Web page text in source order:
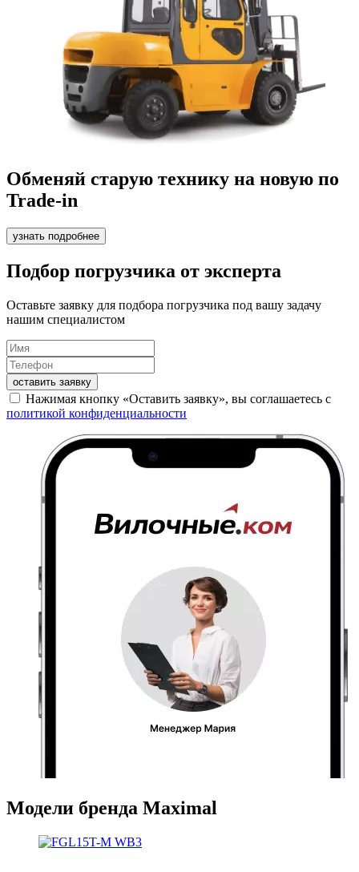
Обменяй старую технику на новую по
Trade-in
узнать подробнее
Подбор погрузчика от эксперта
Оставьте заявку для подбора погрузчика под вашу задачу
нашим специалистом
оставить заявку
Нажимая кнопку «Оставить заявку», вы соглашаетесь с
политикой конфиденциальности
Модели бренда Maximal